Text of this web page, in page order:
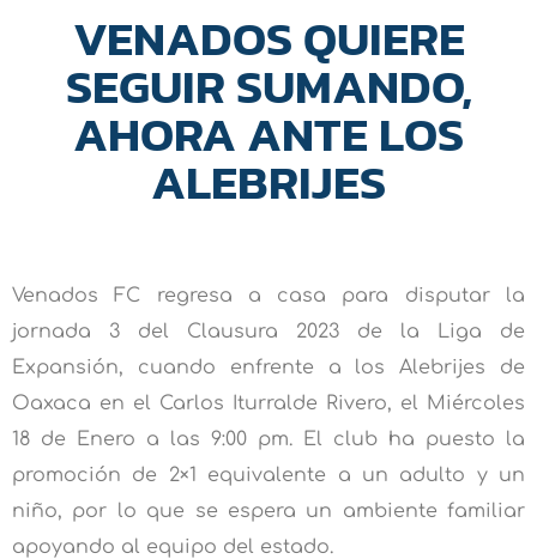
VENADOS QUIERE
SEGUIR SUMANDO,
AHORA ANTE LOS
ALEBRIJES
Venados FC regresa a casa para disputar la
jornada 3 del Clausura 2023 de la Liga de
Expansión, cuando enfrente a los Alebrijes de
Oaxaca en el Carlos Iturralde Rivero, el Miércoles
18 de Enero a las 9:00 pm. El club ha puesto la
promoción de 2×1 equivalente a un adulto y un
niño, por lo que se espera un ambiente familiar
apoyando al equipo del estado.